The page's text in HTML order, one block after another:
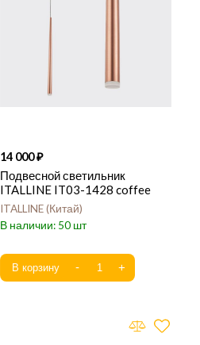
14 000
Подвесной светильник
ITALLINE IT03-1428 coffee
ITALLINE Китай
50